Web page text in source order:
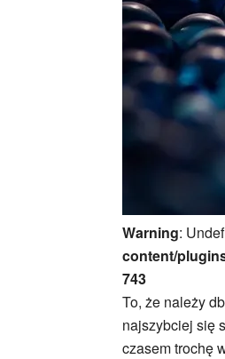
Warning:
content/
743
To, że należy
najszybciej się
czasem trochę